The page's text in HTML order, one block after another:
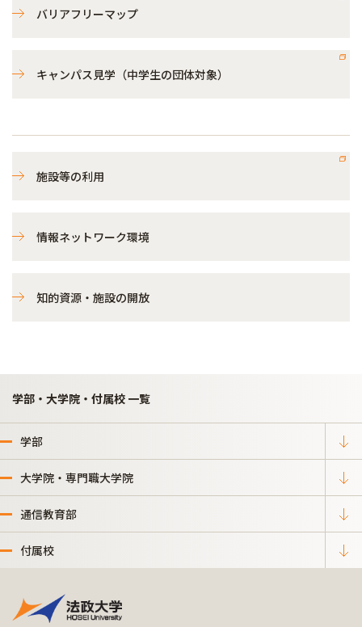
バリアフリーマップ
キャンパス見学（中学生の団体対象）
施設等の利用
情報ネットワーク環境
知的資源・施設の開放
学部・大学院・付属校 一覧
学部
大学院・専門職大学院
通信教育部
付属校